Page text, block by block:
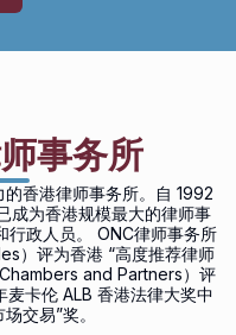
事务所
香港律师事务所。自 1992
成为香港规模最大的律师事
行政人员。 ONC律师事务所
）评为香港 “高度推荐律师
and Partners）评
麦卡伦 ALB 香港法律大奖中
交易”奖。